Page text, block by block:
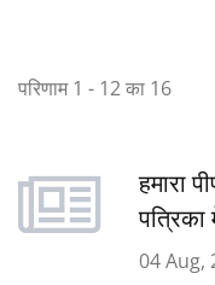
परिणाम 1 - 12 का 16
हमारा
पत्रिका
04 Aug,